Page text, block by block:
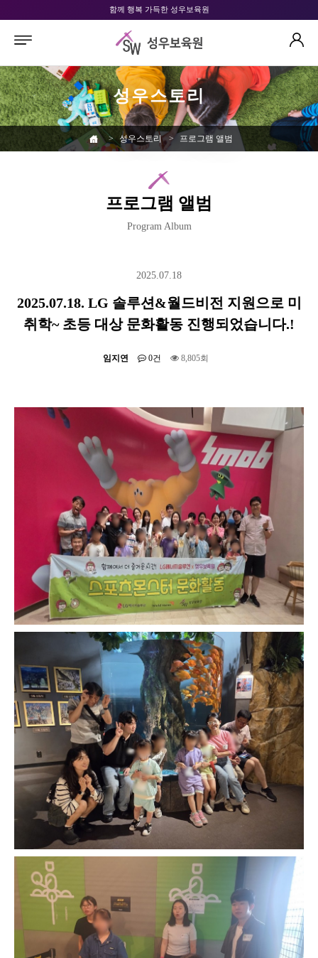
함께 행복 가득한 성우보육원
성우스토리
> 성우스토리 > 프로그램 앨범
프로그램 앨범
Program Album
2025.07.18
2025.07.18. LG 솔루션&월드비전 지원으로 미
취학~ 초등 대상 문화활동 진행되었습니다.!
임지연 0건 8,805회